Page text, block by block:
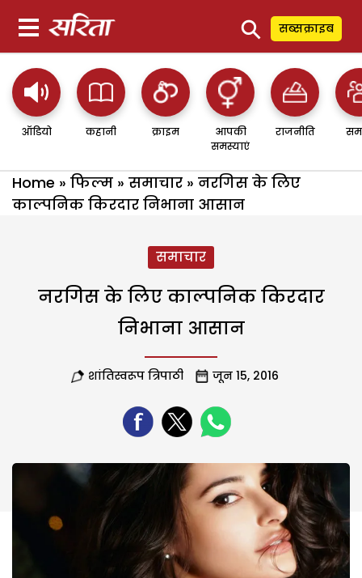
⚲ सब्सक्राइब
ऑडियो कहानी क्राइम
आपकी
समस्याएं
राजनीति
Home » फिल्म » समाचार » नरगिस के लिए
काल्पनिक किरदार निभाना आसान
समाचार
नरगिस के लिए काल्पनिक किरदार
निभाना आसान
शांतिस्वरूप त्रिपाठी जून 15, 2016